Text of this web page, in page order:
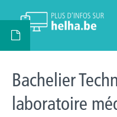
Bachelier
laboratoire